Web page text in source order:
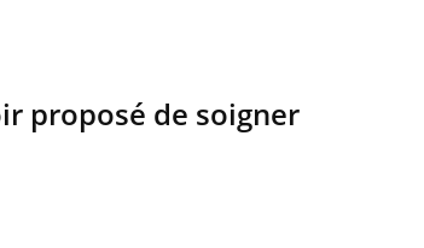
proposé de soigner